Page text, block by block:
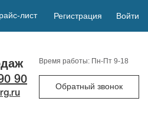
лист Регистрация Войти
90
Время работы: Пн-Пт 9-18
Обратный звонок